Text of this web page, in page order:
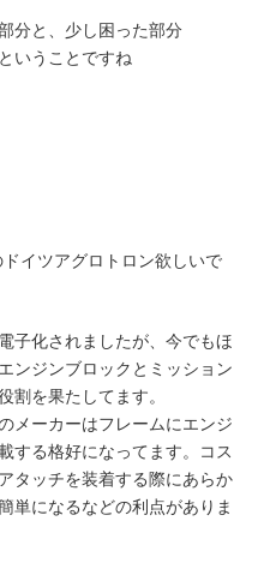
分と、少し困った部分
いうことですね
イツアグロトロン欲しいで
子化されましたが、今でもほ
ンジンブロックとミッション
割を果たしてます。
メーカーはフレームにエンジ
する格好になってます。コス
タッチを装着する際にあらか
単になるなどの利点がありま